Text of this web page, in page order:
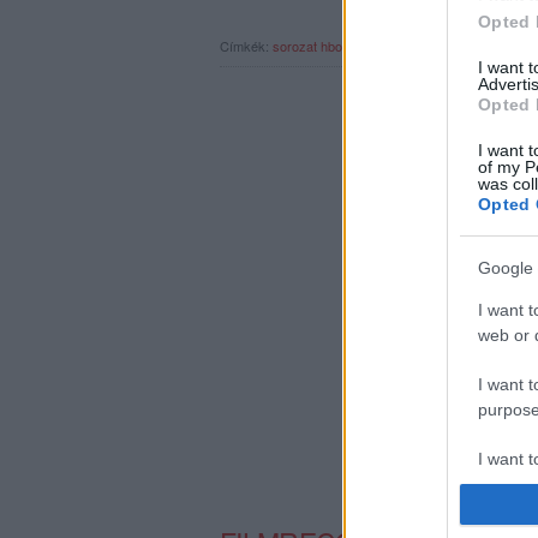
Opted
I want
Opted
I want
of my
was
Opted
Google
I want
web or
I want
I want
I want
Címkék: sorozat hbo